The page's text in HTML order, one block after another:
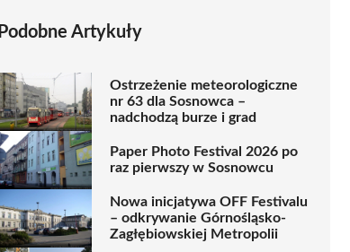
Podobne Artykuły
Ostrzeżenie meteorologiczne
nr 63 dla Sosnowca –
nadchodzą burze i grad
Paper Photo Festival 2026 po
raz pierwszy w Sosnowcu
Nowa inicjatywa OFF Festivalu
– odkrywanie Górnośląsko-
Zagłębiowskiej Metropolii